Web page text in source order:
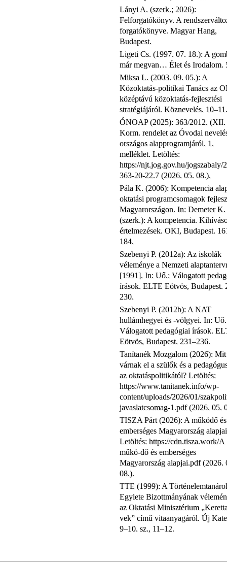
Lányi A. (szerk.; 2026):
Felforgatókönyv. A
forgatókönyve. Magyar Hang,
Budapest.
Ligeti Cs. (1997. 07. 18.): A
már megvan… Élet és Irodalom.
Miksa L. (2003. 09. 05.): A
Közoktatás-politikai Tanács az
középtávú közoktatás-fejlesztési
stratégiájáról. Köznevelés. 10–11.
ÓNOAP (2025): 363/2012. (XII.
Korm. rendelet az Óvodai
országos alapprogramjáról. 1.
melléklet. Letöltés:
https://njt.jog.gov.hu/jogszabaly/
363-20-22.7 (2026. 05. 08.).
Pála K. (2006): Kompetencia
oktatási programcsomagok
Magyarországon. In: Demeter K.
(szerk.): A kompetencia.
értelmezések. OKI, Budapest.
184.
Szebenyi P. (2012a): Az iskolák
véleménye a Nemzeti
[1991]. In: Uő.: Válogatott
írások. ELTE Eötvös, Budapest.
230.
Szebenyi P. (2012b): A NAT
hullámhegyei és -völgyei. In:
Válogatott pedagógiai írások.
Eötvös, Budapest. 231–236.
Tanítanék Mozgalom (2026): Mit
várnak el a szülők és a
az oktatáspolitikától? Letöltés:
https://www.tanitanek.info/wp-
content/uploads/2026/01/
javaslatcsomag-1.pdf (2026. 05.
TISZA Párt (2026): A működő és
emberséges Magyarország
Letöltés: https://cdn.tisza.work/A
műkö-dő és emberséges
Magyarország alapjai.pdf (2026.
08.).
TTE (1999): A
Egylete Bizottmányának
az Oktatási Minisztérium
vek” című vitaanyagáról. Új
9–10. sz., 11–12.